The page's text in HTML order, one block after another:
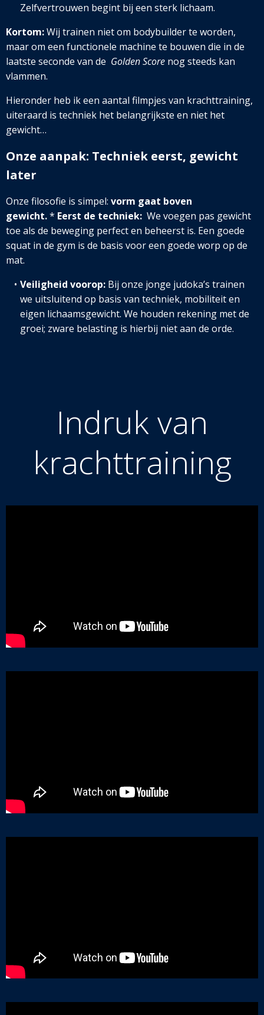
Zelfvertrouwen begint bij een sterk lichaam.
Kortom:Wij trainen niet om bodybuilder te worden,
maar om een functionele machine te bouwen die in de
laatste seconde van de Golden Score nog steeds kan
vlammen.
Hieronder heb ik een aantal filmpjes van krachttraining,
uiteraard is techniek het belangrijkste en niet het
gewicht…
Onze aanpak: Techniek eerst, gewicht
later
Onze filosofie is simpel: vorm gaat boven
gewicht.* Eerst de techniek: We voegen pas gewicht
toe als de beweging perfect en beheerst is. Een goede
squat in de gym is de basis voor een goede worp op de
mat.
Veiligheid voorop:Bij onze jonge judoka’s trainen
we uitsluitend op basis van techniek, mobiliteit en
eigen lichaamsgewicht. We houden rekening met de
groei; zware belasting is hierbij niet aan de orde.
Indruk van
krachttraining